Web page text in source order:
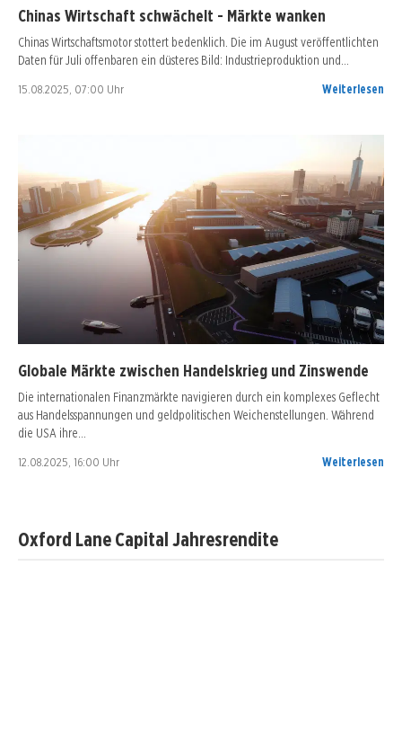
Chinas Wirtschaft schwächelt - Märkte wanken
Chinas Wirtschaftsmotor stottert bedenklich. Die im August veröffentlichten
Daten für Juli offenbaren ein düsteres Bild: Industrieproduktion und…
15.08.2025, 07:00 Uhr Weiterlesen
Globale Märkte zwischen Handelskrieg und Zinswende
Die internationalen Finanzmärkte navigieren durch ein komplexes Geflecht
aus Handelsspannungen und geldpolitischen Weichenstellungen. Während
die USA ihre…
12.08.2025, 16:00 Uhr Weiterlesen
Oxford Lane Capital Jahresrendite